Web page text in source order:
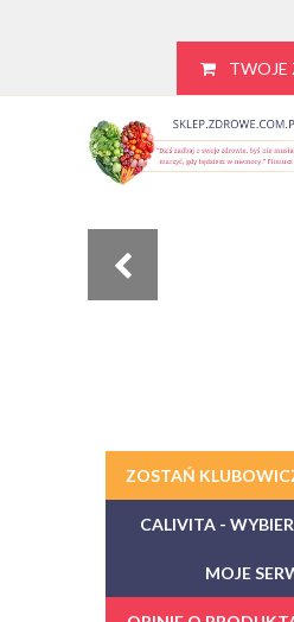
TWOJE
ZOSTAŃ
CALIVITA -
MOJE